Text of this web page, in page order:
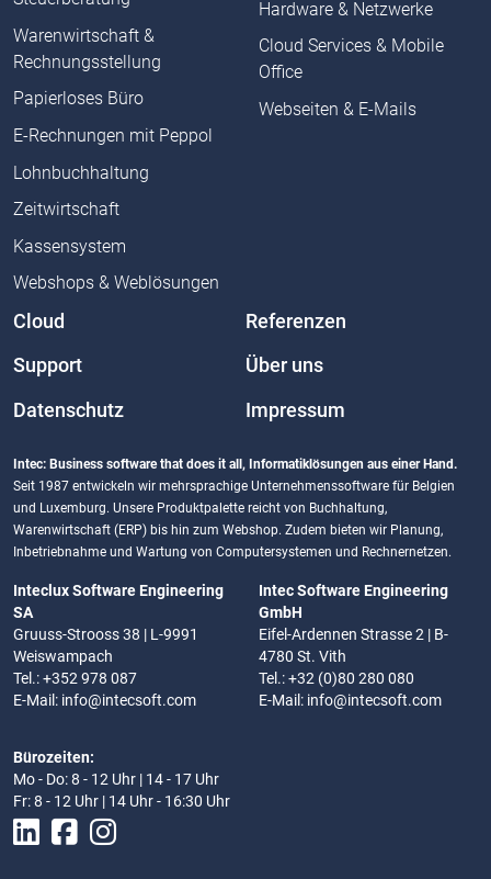
Warenwirtschaft &
Rechnungsstellung
Papierloses Büro
E-Rechnungen mit Peppol
Lohnbuchhaltung
Zeitwirtschaft
Kassensystem
Webshops & Weblösungen
Hardware & Netzwerke
Cloud Services & Mobile
Office
Webseiten & E-Mails
Cloud Referenzen
Support Über uns
Datenschutz Impressum
Intec: Business software that does it all, Informatiklösungen aus einer Hand.
Seit 1987 entwickeln wir mehrsprachige Unternehmenssoftware für Belgien
und Luxemburg. Unsere Produktpalette reicht von Buchhaltung,
Warenwirtschaft (ERP) bis hin zum Webshop. Zudem bieten wir Planung,
Inbetriebnahme und Wartung von Computersystemen und Rechnernetzen.
Inteclux Software Engineering
SA
Gruuss-Strooss 38 | L-9991
Weiswampach
Tel.: +352 978 087
E-Mail: info@intecsoft.com
Intec Software Engineering
GmbH
Eifel-Ardennen Strasse 2 | B-
4780 St. Vith
Tel.: +32 (0)80 280 080
E-Mail: info@intecsoft.com
Bürozeiten:
Mo - Do: 8 - 12 Uhr | 14 - 17 Uhr
Fr: 8 - 12 Uhr | 14 Uhr - 16:30 Uhr